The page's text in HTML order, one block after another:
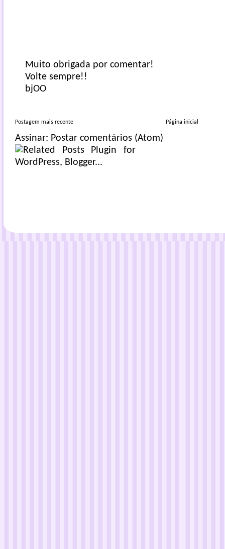
Muito obrigada por comentar!
Volte sempre!!
bjOO
Postagem mais recente Página inicial
Assinar: Postar comentários (Atom)